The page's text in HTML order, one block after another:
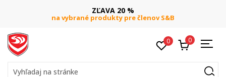
ZĽAVA 20 %
na vybrané produkty pre členov S&B
0 0
Vyhľadaj na stránke